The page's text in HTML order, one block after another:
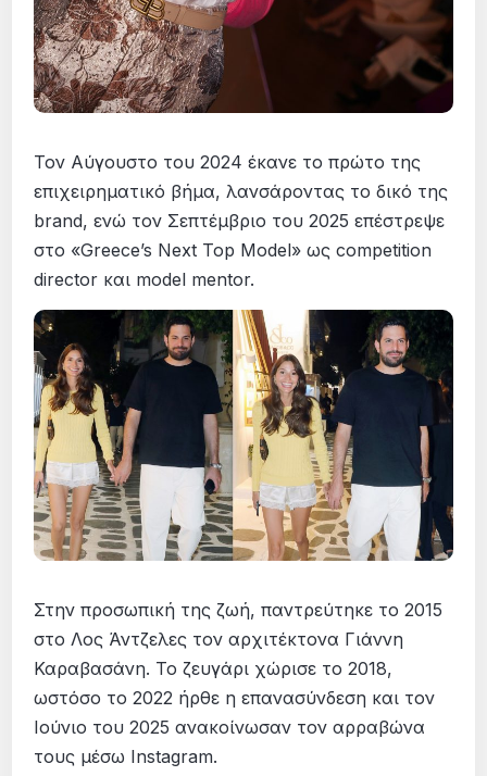
Τον Αύγουστο του 2024 έκανε το πρώτο της
επιχειρηματικό βήμα, λανσάροντας το δικό της
brand, ενώ τον Σεπτέμβριο του 2025 επέστρεψε
στο «Greece’s Next Top Model» ως competition
director και model mentor.
Στην προσωπική της ζωή, παντρεύτηκε το 2015
στο Λος Άντζελες τον αρχιτέκτονα Γιάννη
Καραβασάνη. Το ζευγάρι χώρισε το 2018,
ωστόσο το 2022 ήρθε η επανασύνδεση και τον
Ιούνιο του 2025 ανακοίνωσαν τον αρραβώνα
τους μέσω Instagram.